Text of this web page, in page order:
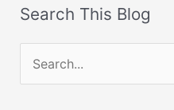
Search This Blog
e